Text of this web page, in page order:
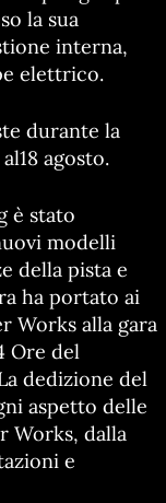
la sua
interna,
elettrico.
durante la
agosto.
è stato
modelli
della pista e
ha portato ai
Works alla gara
Ore del
dedizione del
aspetto delle
Works, dalla
e